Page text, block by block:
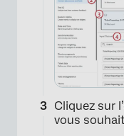
Cliquez sur
vous